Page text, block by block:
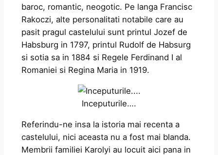
baroc, romantic, neogotic. Pe langa Francisc
Rakoczi, alte personalitati notabile care au
pasit pragul castelului sunt printul Jozef de
Habsburg in 1797, printul Rudolf de Habsurg
si sotia sa in 1884 si Regele Ferdinand I al
Romaniei si Regina Maria in 1919.
Inceputurile….
Referindu-ne insa la istoria mai recenta a
castelului, nici aceasta nu a fost mai blanda.
Membrii familiei Karolyi au locuit aici pana in